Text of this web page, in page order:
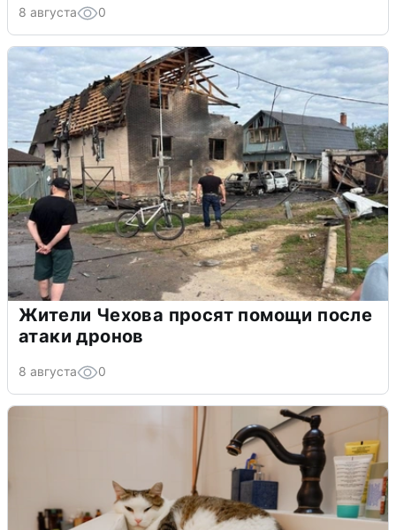
8 августа 0
Жители Чехова просят помощи после
атаки дронов
8 августа 0